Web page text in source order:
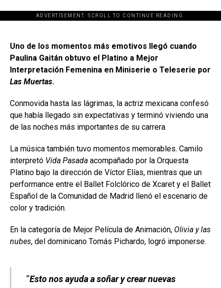
ADVERTISEMENT. SCROLL TO CONTINUE READING.
[adsforwp id="243463"]
Uno de los momentos más emotivos llegó cuando
Paulina Gaitán obtuvo el Platino a Mejor
Interpretación Femenina en Miniserie o Teleserie por
Las Muertas.
Conmovida hasta las lágrimas, la actriz mexicana confesó
que había llegado sin expectativas y terminó viviendo una
de las noches más importantes de su carrera.
La música también tuvo momentos memorables. Camilo
interpretó Vida Pasada acompañado por la Orquesta
Platino bajo la dirección de Víctor Elías, mientras que un
performance entre el Ballet Folclórico de Xcaret y el Ballet
Español de la Comunidad de Madrid llenó el escenario de
color y tradición.
En la categoría de Mejor Película de Animación, Olivia y las
nubes, del dominicano Tomás Pichardo, logró imponerse.
“Esto nos ayuda a soñar y crear nuevas